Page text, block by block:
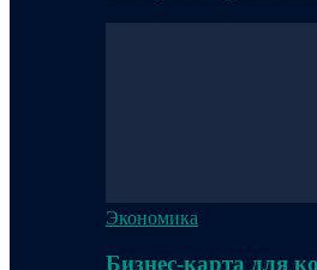
Экономика
Бизнес-карта для